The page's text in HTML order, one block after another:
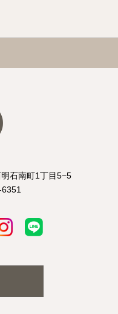
石南町1丁目5−5